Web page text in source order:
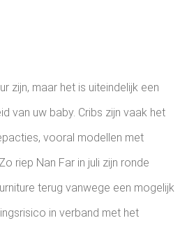
zijn, maar het is uiteindelijk een
van uw baby. Cribs zijn vaak het
vooral modellen met
riep Nan Far in juli zijn ronde
terug vanwege een mogelijk
in verband met het